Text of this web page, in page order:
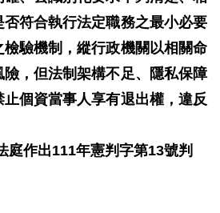
符合執行法定職務之最小必要
驗機制，縱行政機關以相關命
，但法制架構不足、隱私保障
個資當事人享有退出權，違反
庭作出111年憲判字第13號判